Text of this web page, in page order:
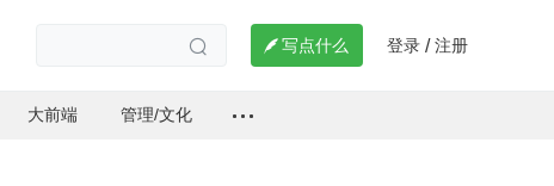
  写点什么 登录 / 注册
大前端 管理/文化